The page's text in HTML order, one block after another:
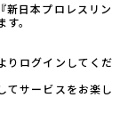
新日本プロレスリン
。
りログインしてくだ
てサービスをお楽し